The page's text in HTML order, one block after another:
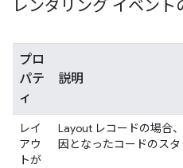
レンダリング イベント
プロ
パテ
ィ
説明
レイ
アウ
トが
Layout レコードの場合
因となったコードのスタ